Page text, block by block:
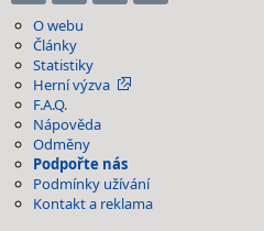
O webu
Články
Statistiky
Herní výzva
F.A.Q.
Nápověda
Odměny
Podpořte nás
Podmínky užívání
Kontakt a reklama